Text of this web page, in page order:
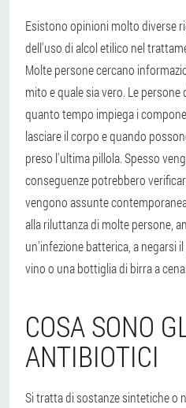
Esistono opinioni molto diverse
dell'uso di alcol etilico nel
Molte persone cercano
mito e quale sia vero. Le
quanto tempo impiega i
lasciare il corpo e quando
preso l'ultima pillola. Spesso
conseguenze potrebbero
vengono assunte
alla riluttanza di molte persone,
un'infezione batterica, a negarsi
vino o una bottiglia di birra a cena.
COSA SONO
ANTIBIOTICI
Si tratta di sostanze sintetiche o